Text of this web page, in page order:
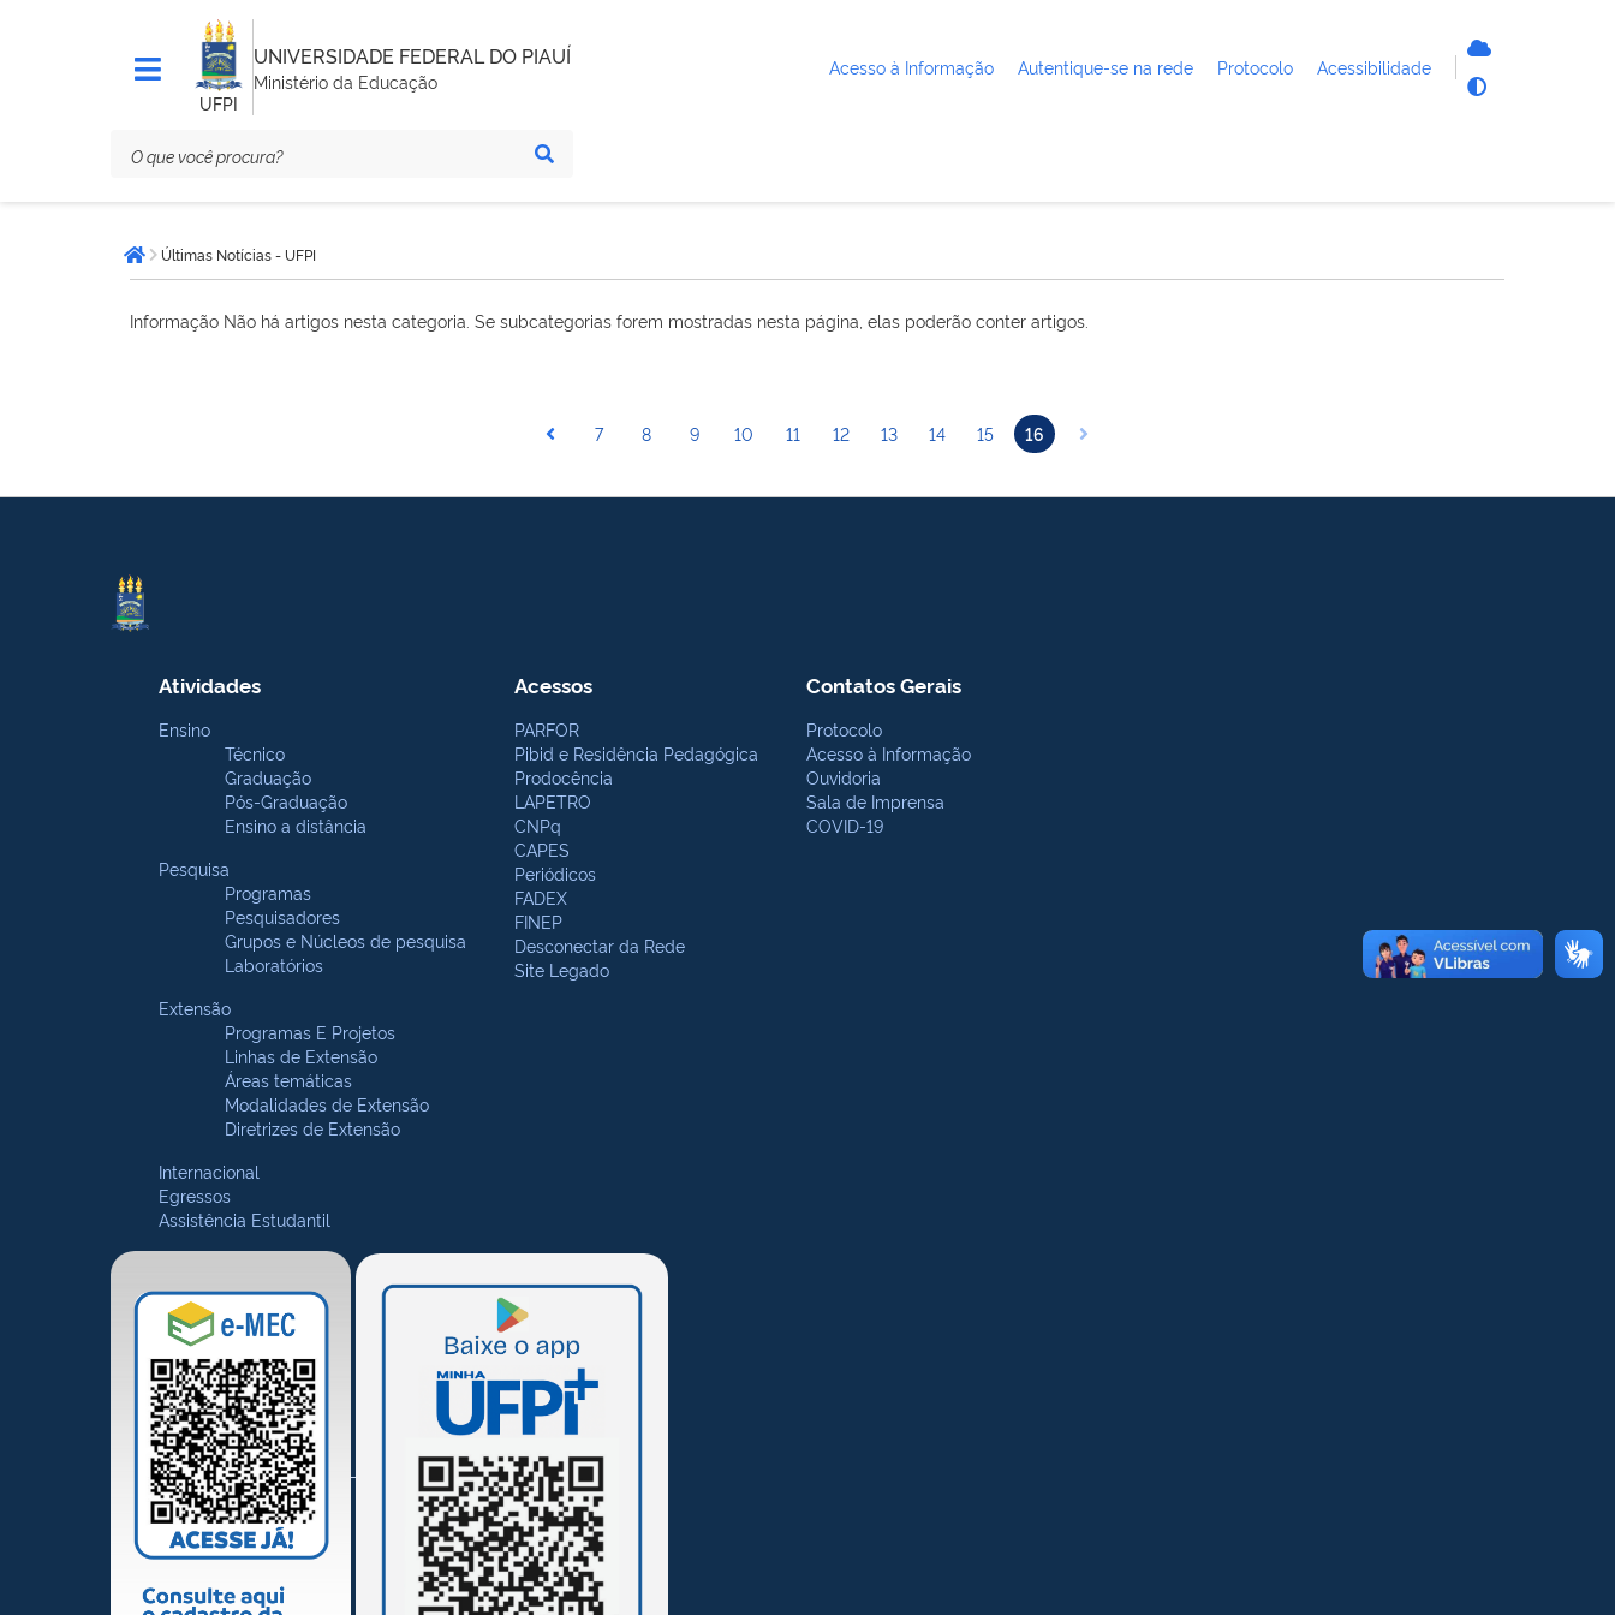
UFPI
UNIVERSIDADE FEDERAL DO PIAUÍ
Ministério da Educação
Acesso à Informação Autentique-se na rede Protocolo Acessibilidade
está
aqui:Página inicial
Últimas Notícias - UFPI
Informação Não há artigos nesta categoria. Se subcategorias forem mostradas nesta página, elas poderão conter artigos.
7 8 9 10 11 12 13 14 15 16
Atividades
Ensino
Técnico
Graduação
Pós-Graduação
Ensino a distância
Pesquisa
Programas
Pesquisadores
Grupos e Núcleos de pesquisa
Laboratórios
Extensão
Programas E Projetos
Linhas de Extensão
Áreas temáticas
Modalidades de Extensão
Diretrizes de Extensão
Internacional
Egressos
Assistência Estudantil
Acessos
PARFOR
Pibid e Residência Pedagógica
Prodocência
LAPETRO
CNPq
CAPES
Periódicos
FADEX
FINEP
Desconectar da Rede
Site Legado
Contatos Gerais
Protocolo
Acesso à Informação
Ouvidoria
Sala de Imprensa
COVID-19